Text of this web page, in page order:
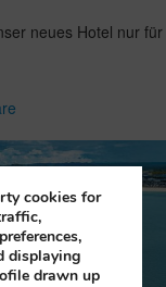
neues Hotel nur für
cookies for
displaying
drawn up